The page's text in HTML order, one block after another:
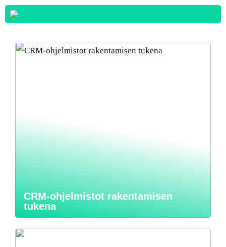
CRM-ohjelmistot rakentamisen
tukena